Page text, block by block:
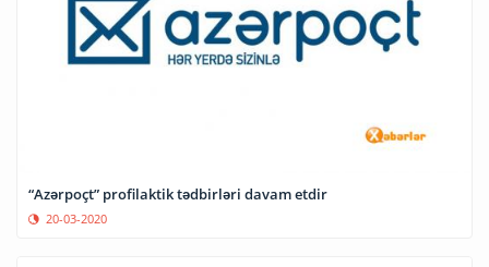
“Azərpoçt” profilaktik tədbirləri davam etdir
20-03-2020